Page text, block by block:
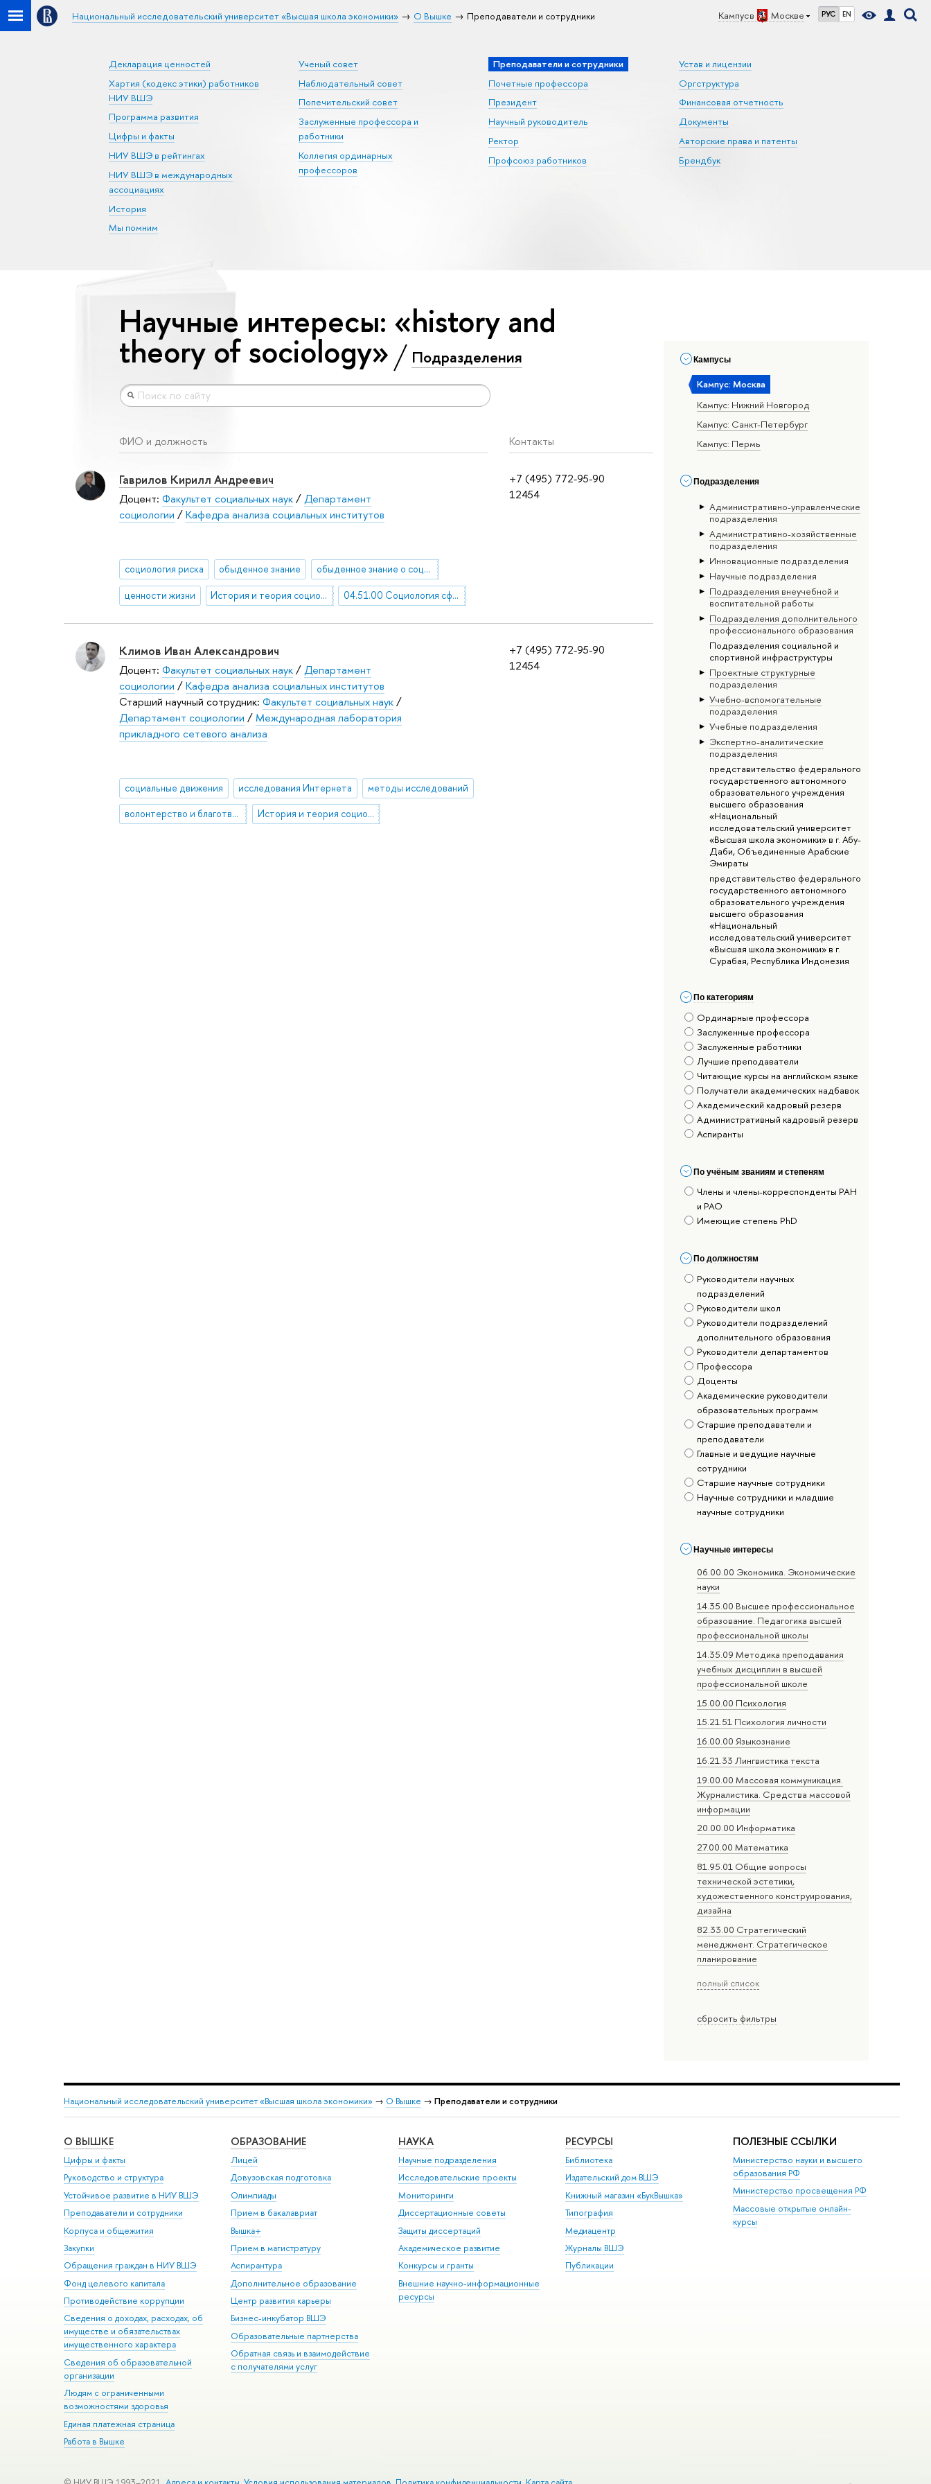
Кампус в Москве РУС EN
Национальный исследовательский университет «Высшая школа экономики» О Вышке Преподаватели и сотрудники
Декларация ценностей
Хартия (кодекс этики) работников
НИУ ВШЭ
Программа развития
Цифры и факты
НИУ ВШЭ в рейтингах
НИУ ВШЭ в международных
ассоциациях
История
Мы помним
Ученый совет
Наблюдательный совет
Попечительский совет
Заслуженные профессора и
работники
Коллегия ординарных
профессоров
Преподаватели и сотрудники
Почетные профессора
Президент
Научный руководитель
Ректор
Профсоюз работников
Устав и лицензии
Оргструктура
Финансовая отчетность
Документы
Авторские права и патенты
Брендбук
Кампусы
Кампус: Москва
Кампус: Нижний Новгород
Кампус: Санкт-Петербург
Кампус: Пермь
Подразделения
Административно-управленческие
подразделения
Административно-хозяйственные
подразделения
Инновационные подразделения
Научные подразделения
Подразделения внеучебной и
воспитательной работы
Подразделения дополнительного
профессионального образования
Подразделения социальной и
спортивной инфраструктуры
Проектные структурные
подразделения
Учебно-вспомогательные
подразделения
Учебные подразделения
Экспертно-аналитические
подразделения
представительство федерального
государственного автономного
образовательного учреждения
высшего образования
«Национальный
исследовательский университет
«Высшая школа экономики» в г. Абу-
Даби, Объединенные Арабские
Эмираты
представительство федерального
государственного автономного
образовательного учреждения
высшего образования
«Национальный
исследовательский университет
«Высшая школа экономики» в г.
Сурабая, Республика Индонезия
По категориям
Ординарные профессора
Заслуженные профессора
Заслуженные работники
Лучшие преподаватели
Читающие курсы на английском языке
Получатели академических надбавок
Академический кадровый резерв
Административный кадровый резерв
Аспиранты
По учёным званиям и степеням
Члены и члены-корреспонденты РАН
и РАО
Имеющие степень PhD
По должностям
Руководители научных
подразделений
Руководители школ
Руководители подразделений
дополнительного образования
Руководители департаментов
Профессора
Доценты
Академические руководители
образовательных программ
Старшие преподаватели и
преподаватели
Главные и ведущие научные
сотрудники
Старшие научные сотрудники
Научные сотрудники и младшие
научные сотрудники
Научные интересы
06.00.00 Экономика. Экономические
науки
14.35.00 Высшее профессиональное
образование. Педагогика высшей
профессиональной школы
14.35.09 Методика преподавания
учебных дисциплин в высшей
профессиональной школе
15.00.00 Психология
15.21.51 Психология личности
16.00.00 Языкознание
16.21.33 Лингвистика текста
19.00.00 Массовая коммуникация.
Журналистика. Средства массовой
информации
20.00.00 Информатика
27.00.00 Математика
81.95.01 Общие вопросы
технической эстетики,
художественного конструирования,
дизайна
82.33.00 Стратегический
менеджмент. Стратегическое
планирование
полный список
сбросить фильтры
Научные интересы: «history and
theory of sociology» Подразделения
ФИО и должность Контакты
+7 (495) 772-95-90
12454
Гаврилов Кирилл Андреевич
Доцент: Факультет социальных наук/Департамент
социологии /Кафедра анализа социальных институтов
социология риска обыденное знание обыденное знание о социальном мире
ценности жизни История и теория социологии 04.51.00 Социология сфер социальной жизни, социальных явлений и институтов
+7 (495) 772-95-90
12454
Климов Иван Александрович
Доцент: Факультет социальных наук/Департамент
социологии /Кафедра анализа социальных институтов
Старший научный сотрудник: Факультет социальных наук/
Департамент социологии /Международная лаборатория
прикладного сетевого анализа
социальные движения исследования Интернета методы исследований
волонтерство и благотворительность История и теория социологии
Национальный исследовательский университет «Высшая школа экономики» → О Вышке → Преподаватели и сотрудники
О ВЫШКЕ
Цифры и факты
Руководство и структура
Устойчивое развитие в НИУ ВШЭ
Преподаватели и сотрудники
Корпуса и общежития
Закупки
Обращения граждан в НИУ ВШЭ
Фонд целевого капитала
Противодействие коррупции
Сведения о доходах, расходах, об
имуществе и обязательствах
имущественного характера
Сведения об образовательной
организации
Людям с ограниченными
возможностями здоровья
Единая платежная страница
Работа в Вышке
ОБРАЗОВАНИЕ
Лицей
Довузовская подготовка
Олимпиады
Прием в бакалавриат
Вышка+
Прием в магистратуру
Аспирантура
Дополнительное образование
Центр развития карьеры
Бизнес-инкубатор ВШЭ
Образовательные партнерства
Обратная связь и взаимодействие
с получателями услуг
НАУКА
Научные подразделения
Исследовательские проекты
Мониторинги
Диссертационные советы
Защиты диссертаций
Академическое развитие
Конкурсы и гранты
Внешние научно-информационные
ресурсы
РЕСУРСЫ
Библиотека
Издательский дом ВШЭ
Книжный магазин «БукВышка»
Типография
Медиацентр
Журналы ВШЭ
Публикации
ПОЛЕЗНЫЕ ССЫЛКИ
Министерство науки и высшего
образования РФ
Министерство просвещения РФ
Массовые открытые онлайн-
курсы